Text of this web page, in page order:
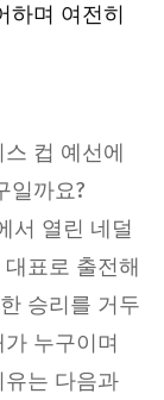
하며 여전히
컵 예선에
일까요?
서 열린 네덜
표로 출전해
승리를 거두
누구이며
는 다음과